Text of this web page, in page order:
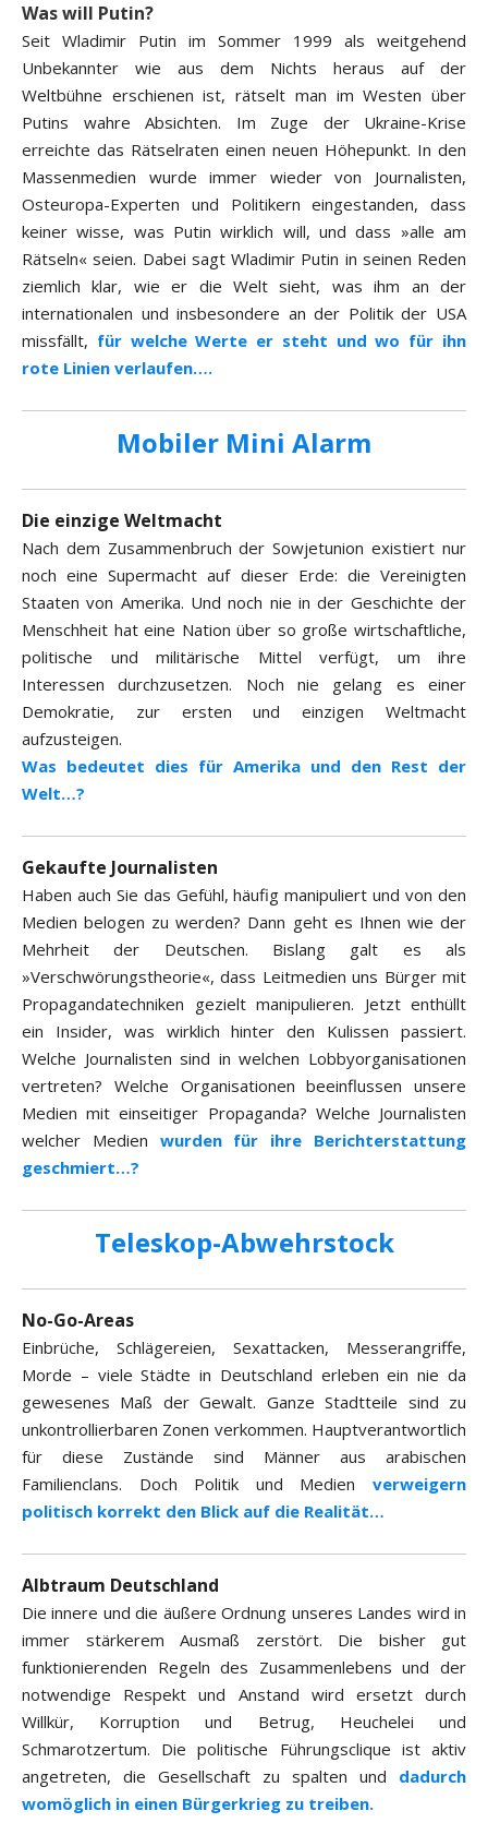
Was will Putin?
Seit Wladimir Putin im Sommer 1999 als weitgehend
Unbekannter wie aus dem Nichts heraus auf der
Weltbühne erschienen ist, rätselt man im Westen über
Putins wahre Absichten. Im Zuge der Ukraine-Krise
erreichte das Rätselraten einen neuen Höhepunkt. In den
Massenmedien wurde immer wieder von Journalisten,
Osteuropa-Experten und Politikern eingestanden, dass
keiner wisse, was Putin wirklich will, und dass »alle am
Rätseln« seien. Dabei sagt Wladimir Putin in seinen Reden
ziemlich klar, wie er die Welt sieht, was ihm an der
internationalen und insbesondere an der Politik der USA
missfällt, für welche Werte er steht und wo für ihn
rote Linien verlaufen….
Mobiler Mini Alarm
Die einzige Weltmacht
Nach dem Zusammenbruch der Sowjetunion existiert nur
noch eine Supermacht auf dieser Erde: die Vereinigten
Staaten von Amerika. Und noch nie in der Geschichte der
Menschheit hat eine Nation über so große wirtschaftliche,
politische und militärische Mittel verfügt, um ihre
Interessen durchzusetzen. Noch nie gelang es einer
Demokratie, zur ersten und einzigen Weltmacht
aufzusteigen.
Was bedeutet dies für Amerika und den Rest der
Welt…?
Gekaufte Journalisten
Haben auch Sie das Gefühl, häufig manipuliert und von den
Medien belogen zu werden? Dann geht es Ihnen wie der
Mehrheit der Deutschen. Bislang galt es als
»Verschwörungstheorie«, dass Leitmedien uns Bürger mit
Propagandatechniken gezielt manipulieren. Jetzt enthüllt
ein Insider, was wirklich hinter den Kulissen passiert.
Welche Journalisten sind in welchen Lobbyorganisationen
vertreten? Welche Organisationen beeinflussen unsere
Medien mit einseitiger Propaganda? Welche Journalisten
welcher Medien wurden für ihre Berichterstattung
geschmiert…?
Teleskop-Abwehrstock
No-Go-Areas
Einbrüche, Schlägereien, Sexattacken, Messerangriffe,
Morde – viele Städte in Deutschland erleben ein nie da
gewesenes Maß der Gewalt. Ganze Stadtteile sind zu
unkontrollierbaren Zonen verkommen. Hauptverantwortlich
für diese Zustände sind Männer aus arabischen
Familienclans. Doch Politik und Medien verweigern
politisch korrekt den Blick auf die Realität…
Albtraum Deutschland
Die innere und die äußere Ordnung unseres Landes wird in
immer stärkerem Ausmaß zerstört. Die bisher gut
funktionierenden Regeln des Zusammenlebens und der
notwendige Respekt und Anstand wird ersetzt durch
Willkür, Korruption und Betrug, Heuchelei und
Schmarotzertum. Die politische Führungsclique ist aktiv
angetreten, die Gesellschaft zu spalten und dadurch
womöglich in einen Bürgerkrieg zu treiben.